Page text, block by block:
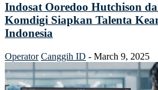
Indosat Ooredoo Hutchison
Komdigi Siapkan Talenta
Indonesia
Operator Canggih ID - March 9, 2025